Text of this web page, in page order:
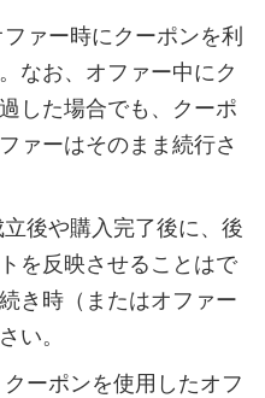
ァー時にクーポンを利
なお、オファー中にク
した場合でも、クーポ
ァーはそのまま続行さ
後や購入完了後に、後
を反映させることはで
き時（またはオファー
い。
ーポンを使用したオフ